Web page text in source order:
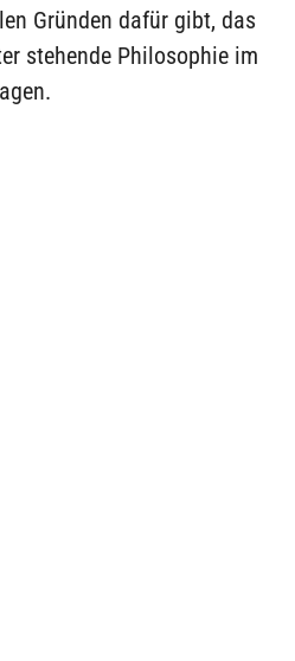
Gründen dafür gibt, das
stehende Philosophie im